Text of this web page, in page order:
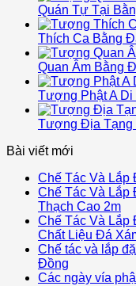
Quán Tự Tại
Thích Ca Bằng
Quan Âm Bằng
Tượng Phật A
Tượng Địa Tạng
Bài viết mới
Chế Tác Và
Chế Tác Và Lắp
Thạch Cao 2m
Chế Tác Và
Chất Liệu Đá
Chế tác và lắp
Đồng
Các ngày vía